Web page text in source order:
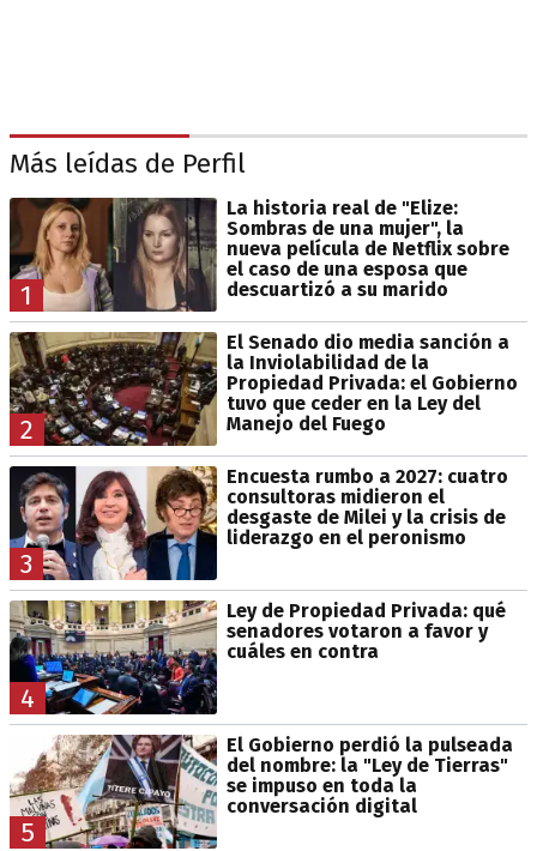
Más leídas de Perfil
1
La historia real de "Elize:
Sombras de una mujer", la
nueva película de Netflix sobre
el caso de una esposa que
descuartizó a su marido
2
El Senado dio media sanción a
la Inviolabilidad de la
Propiedad Privada: el Gobierno
tuvo que ceder en la Ley del
Manejo del Fuego
3
Encuesta rumbo a 2027: cuatro
consultoras midieron el
desgaste de Milei y la crisis de
liderazgo en el peronismo
4
Ley de Propiedad Privada: qué
senadores votaron a favor y
cuáles en contra
5
El Gobierno perdió la pulseada
del nombre: la "Ley de Tierras"
se impuso en toda la
conversación digital